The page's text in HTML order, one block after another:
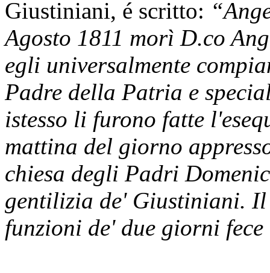
Giustiniani, é scritto:
Agosto 1811 morì D.co
egli universalmente
Padre della Patria e
istesso li furono fatte
mattina del giorno
chiesa degli Padri
gentilizia de' Giustiniani.
funzioni de' due giorni